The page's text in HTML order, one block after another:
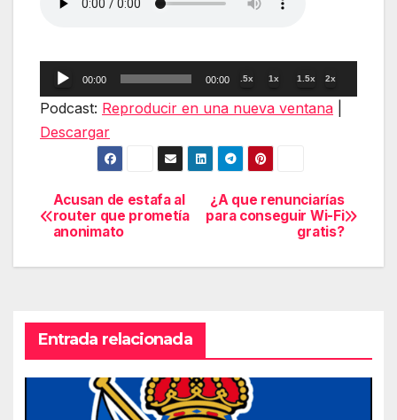
Reproductor
de
00:00 00:00 .5x 1x 1.5x 2x
Podcast: Reproducir en una nueva ventana
Descargar
Navegación
de
¿A que renunciarías
para conseguir Wi-Fi
gratis?
Acusan de estafa al
router que prometía
anonimato
Entrada relacionada